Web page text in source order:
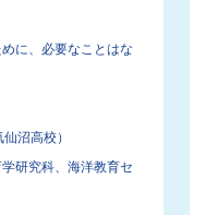
に、必要なことはな
沼高校）
研究科、海洋教育セ